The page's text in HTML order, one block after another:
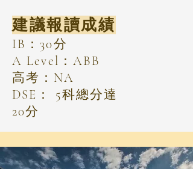
建議報讀成績
IB：30分
A Level：ABB
高考：NA
DSE： 5科總分達
20分